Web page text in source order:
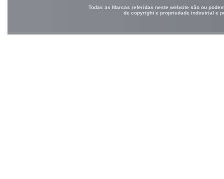
Todas as Marcas referidas neste website são ou
de copyright e propriedade industrial e